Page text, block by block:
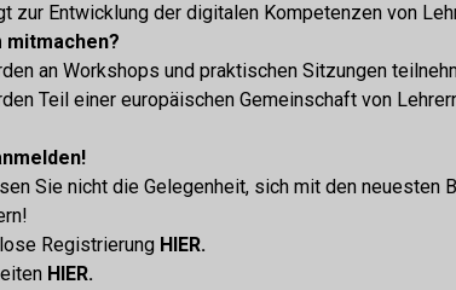
zur Entwicklung der digitalen Kompetenzen von
mitmachen?
an Workshops und praktischen Sitzungen
Teil einer europäischen Gemeinschaft von
Sie nicht die Gelegenheit, sich mit den neuesten
Registrierung HIER.
HIER.